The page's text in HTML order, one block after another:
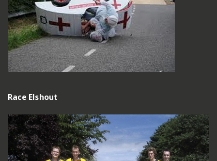
Race Elshout